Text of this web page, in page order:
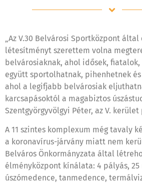
„Az V.30 Belvárosi Sportközpont által
létesítményt szerettem volna
belvárosiaknak, ahol idősek,
együtt sportolhatnak, pihenhetnek
ahol a legifjabb belvárosiak
karcsapásoktól a magabiztos
Szentgyörgyvölgyi Péter, az V.
A 11 szintes komplexum még tavaly
a koronavírus-járvány miatt nem
Belváros Önkormányzata által
élményközpont kínálata: 4 pályás, 25
úszómedence, tanmedence,